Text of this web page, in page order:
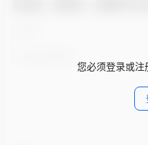
您必须登录或注